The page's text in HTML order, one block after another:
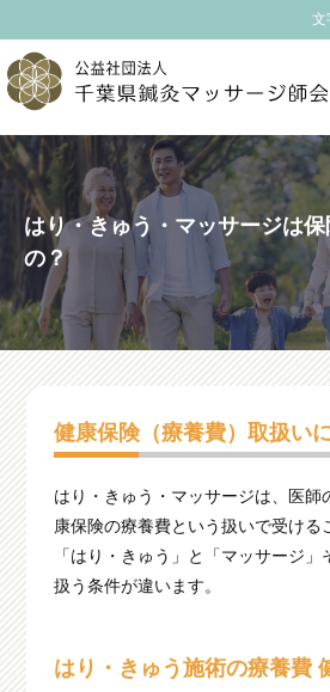
文
はり・きゅう・マッサージは
の？
健康保険（療養費）取扱い
はり・きゅう・マッサージは、医師
康保険の療養費という扱いで受ける
「はり・きゅう」と「マッサージ」
扱う条件が違います。
はり・きゅう施術の療養費